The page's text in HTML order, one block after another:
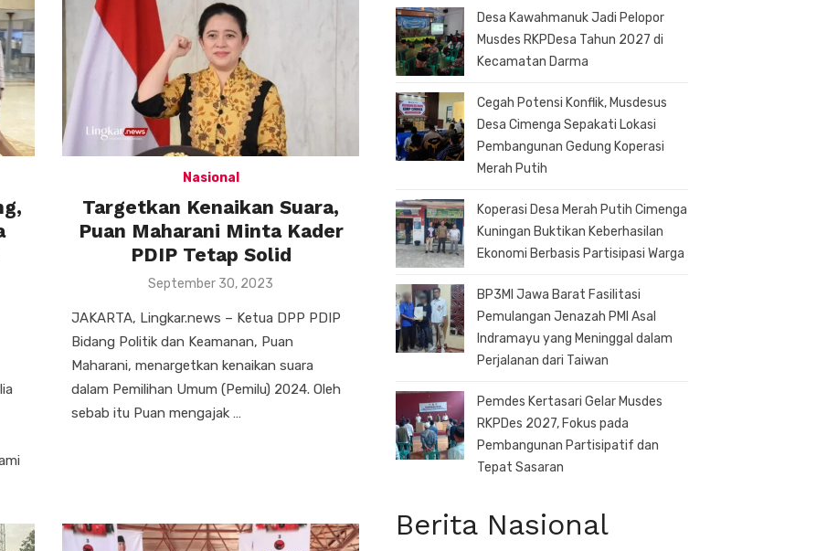
Nasional
Targetkan Kenaikan Suara,
Puan Maharani Minta Kader
PDIP Tetap Solid
Posted
September 30, 2023
JAKARTA, Lingkar.news – Ketua DPP PDIP
Bidang Politik dan Keamanan, Puan
Maharani, menargetkan kenaikan suara
dalam Pemilihan Umum (Pemilu) 2024. Oleh
sebab itu Puan mengajak …
Desa Kawahmanuk Jadi Pelopor
Musdes RKPDesa Tahun 2027 di
Kecamatan Darma
Cegah Potensi Konflik, Musdesus
Desa Cimenga Sepakati Lokasi
Pembangunan Gedung Koperasi
Merah Putih
Koperasi Desa Merah Putih Cimenga
Kuningan Buktikan Keberhasilan
Ekonomi Berbasis Partisipasi Warga
BP3MI Jawa Barat Fasilitasi
Pemulangan Jenazah PMI Asal
Indramayu yang Meninggal dalam
Perjalanan dari Taiwan
Pemdes Kertasari Gelar Musdes
RKPDes 2027, Fokus pada
Pembangunan Partisipatif dan
Tepat Sasaran
Berita Nasional